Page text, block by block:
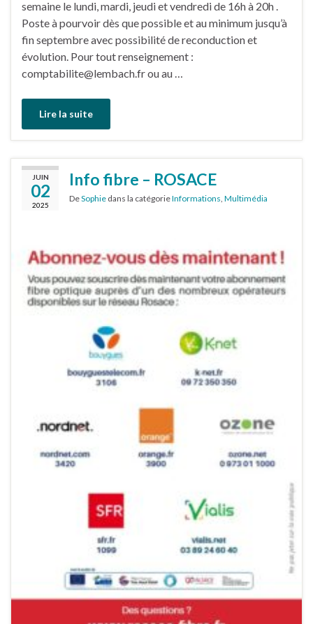
semaine le lundi, mardi, jeudi et vendredi de 16h à 20h .
Poste à pourvoir dès que possible et au minimum jusqu’à
fin septembre avec possibilité de reconduction et
évolution. Pour tout renseignement :
comptabilite@lembach.fr ou au …
Lire la suite
JUIN
02
2025
Info fibre – ROSACE
DeSophie dans la catégorieInformations, Multimédia